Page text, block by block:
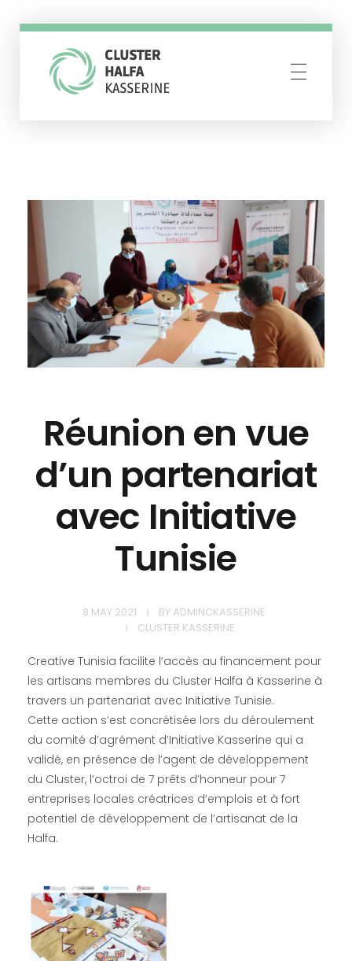
Réunion en vue
d’un partenariat
avec Initiative
Tunisie
8 MAY 2021 BY ADMINCKASSERINE
CLUSTER KASSERINE
Creative Tunisia facilite l’accès au financement pour
les artisans membres du Cluster Halfa à Kasserine à
travers un partenariat avec Initiative Tunisie.
Cette action s’est concrétisée lors du déroulement
du comité d’agrément d’Initiative Kasserine qui a
validé, en présence de l’agent de développement
du Cluster, l’octroi de 7 prêts d’honneur pour 7
entreprises locales créatrices d’emplois et à fort
potentiel de développement de l’artisanat de la
Halfa.